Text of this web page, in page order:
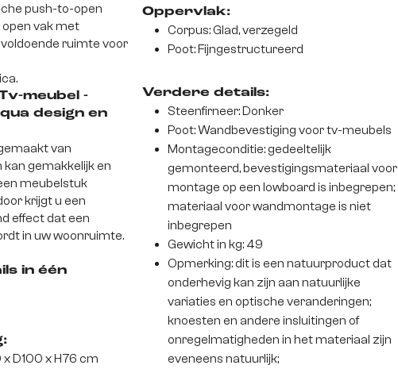
push-to-open
open vak met
ruimte voor
meubel -
design en
van
gemakkelijk en
meubelstuk
krijgt u een
effect dat een
in uw woonruimte.
in één
D100 x H76 cm
Oppervlak:
Corpus: Glad, verzegeld
Poot: Fijngestructureerd
Verdere details:
Steenfirneer: Donker
Poot: Wandbevestiging voor tv-meubels
Montageconditie: gedeeltelijk
gemonteerd, bevestigingsmateriaal voor
montage op een lowboard is inbegrepen;
materiaal voor wandmontage is niet
inbegrepen
Gewicht in kg: 49
Opmerking: dit is een natuurproduct dat
onderhevig kan zijn aan natuurlijke
variaties en optische veranderingen;
knoesten en andere insluitingen of
onregelmatigheden in het materiaal zijn
eveneens natuurlijk;